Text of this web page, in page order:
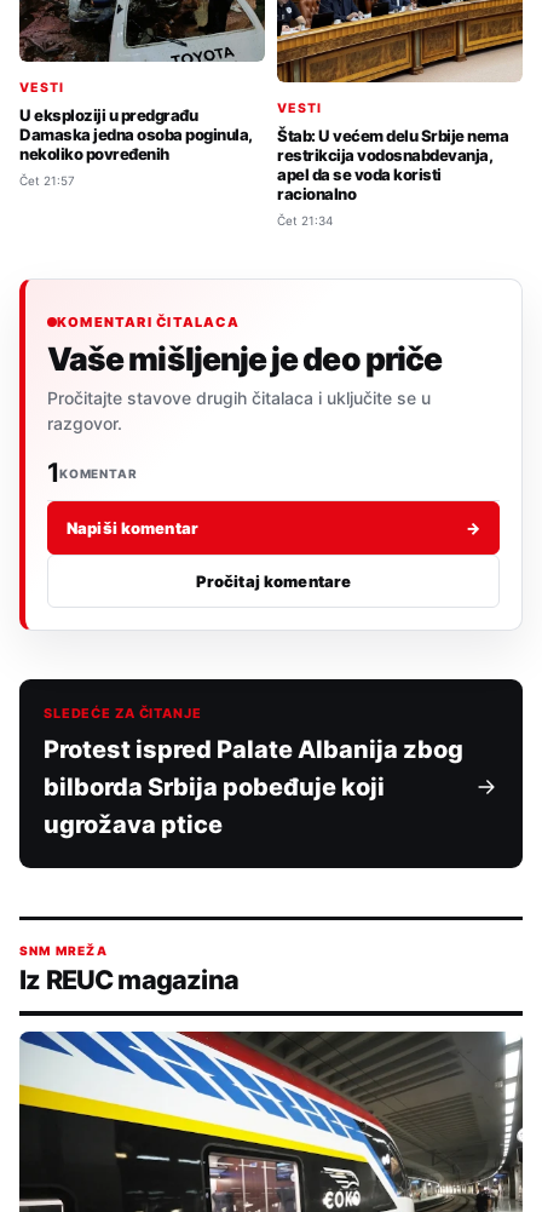
VESTI
U eksploziji u predgrađu
Damaska jedna osoba poginula,
nekoliko povređenih
Čet 21:57
VESTI
Štab: U većem delu Srbije nema
restrikcija vodosnabdevanja,
apel da se voda koristi
racionalno
Čet 21:34
KOMENTARI ČITALACA
Vaše mišljenje je deo priče
Pročitajte stavove drugih čitalaca i uključite se u
razgovor.
1KOMENTAR
Napiši komentar →
Pročitaj komentare
SLEDEĆE ZA ČITANJE
Protest ispred Palate Albanija zbog
bilborda Srbija pobeđuje koji
ugrožava ptice
SNM MREŽA
Iz REUC magazina